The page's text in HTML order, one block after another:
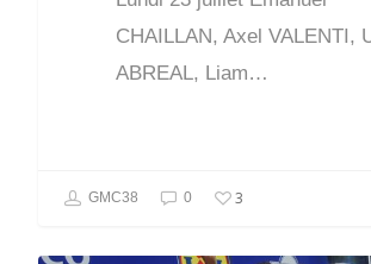
CHAILLAN, Axel VALENTI,
ABREAL, Liam…
GMC38 0 3